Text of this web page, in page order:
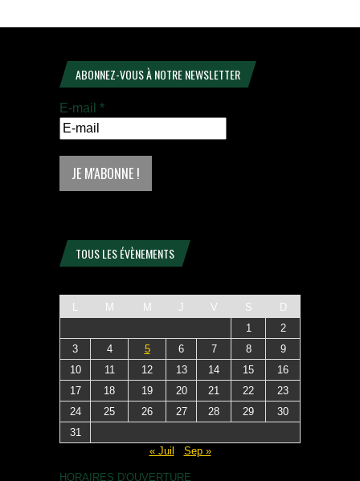
ABONNEZ-VOUS À NOTRE NEWSLETTER
E-mail *
TOUS LES ÉVÈNEMENTS
L M M J V S
D
1
2
3
4 5 6 7 8
9
10
11 12 13 14 15
16
17
18 19 20 21 22
23
24
25 26 27 28 29
30
31
« Juil
Sep »
HORAIRES D'OUVERTURE